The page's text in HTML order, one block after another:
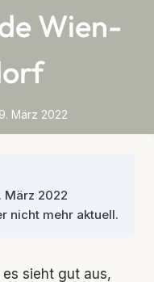
Wien-
9. März 2022
März 2022
nicht mehr aktuell.
sieht gut aus,